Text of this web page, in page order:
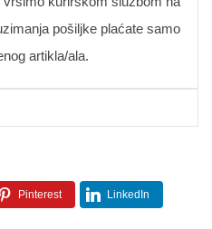
pošiljke plaćate samo
artikla/ala.
Pinterest LinkedIn